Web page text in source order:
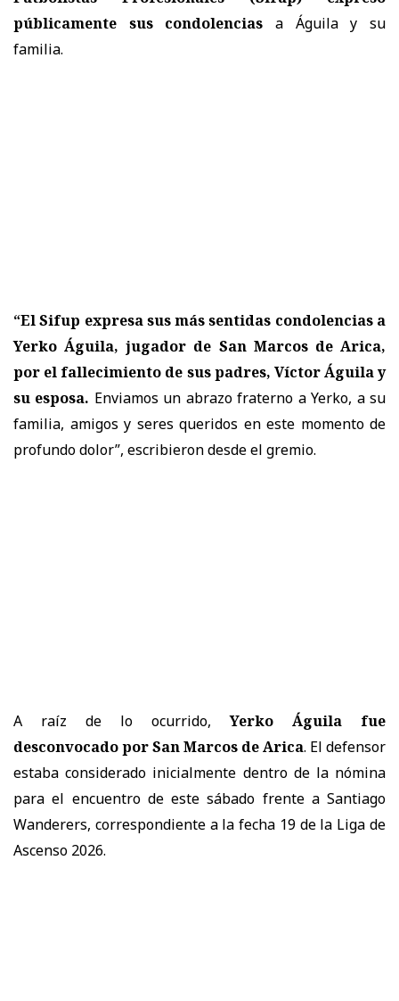
públicamente sus condolencias a Águila y su
familia.
“El Sifup expresa sus más sentidas condolencias a
Yerko Águila, jugador de San Marcos de Arica,
por el fallecimiento de sus padres, Víctor Águila y
su esposa. Enviamos un abrazo fraterno a Yerko, a su
familia, amigos y seres queridos en este momento de
profundo dolor”, escribieron desde el gremio.
A raíz de lo ocurrido,Yerko Águila fue
desconvocado por San Marcos de Arica. El defensor
estaba considerado inicialmente dentro de la nómina
para el encuentro de este sábado frente a Santiago
Wanderers, correspondiente a la fecha 19 de la Liga de
Ascenso 2026.